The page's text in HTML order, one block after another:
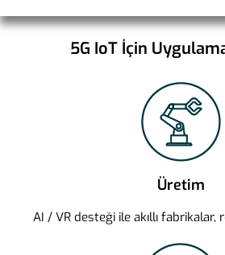
5G IoT İçin
Üretim
AI / VR desteği ile akıllı fabrikalar,